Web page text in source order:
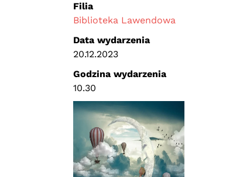
Filia
Biblioteka Lawendowa
Data wydarzenia
20.12.2023
Godzina wydarzenia
10.30